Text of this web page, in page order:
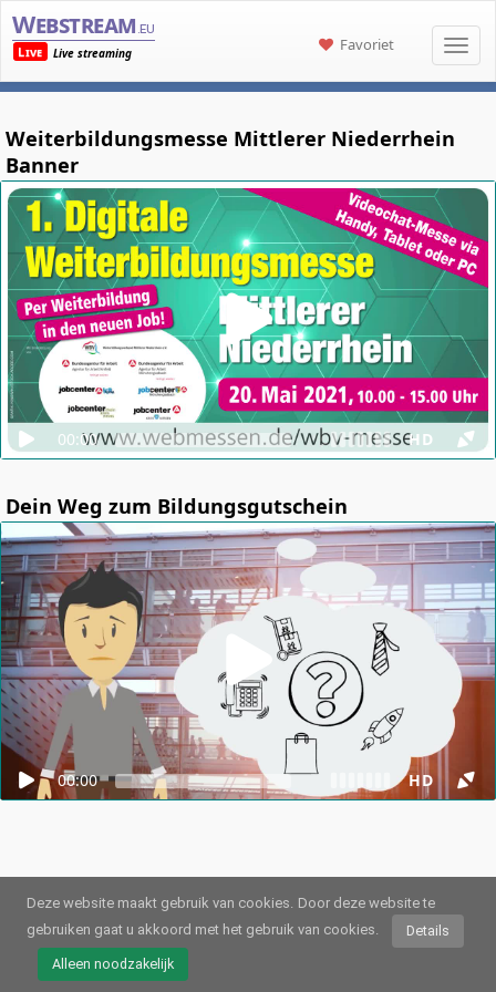
Webstream .eu
Live
Live streaming Favoriet
Deze website maakt gebruik van cookies. Door deze website te
gebruiken gaat u akkoord met het gebruik van cookies.
Details
Alleen noodzakelijk
Weiterbildungsmesse Mittlerer Niederrhein
Banner
00:00 HD
Dein Weg zum Bildungsgutschein
00:00 HD
© 2026 Webstream.eu • Afdruk • Gegevensbescherming/ Cookies•
• Engels